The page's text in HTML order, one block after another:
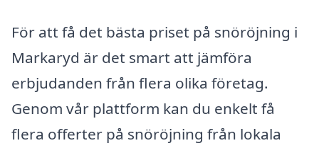
För att få det bästa priset på snöröjning i
Markaryd är det smart att jämföra
erbjudanden från flera olika företag.
Genom vår plattform kan du enkelt få
flera offerter på snöröjning från lokala